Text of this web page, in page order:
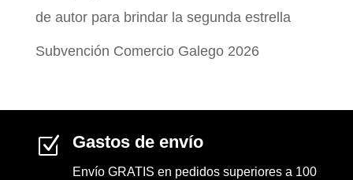
de autor para brindar la segunda estrella
Subvención Comercio Galego 2026
Z Gastos de envío
Envío GRATIS en pedidos superiores a 100